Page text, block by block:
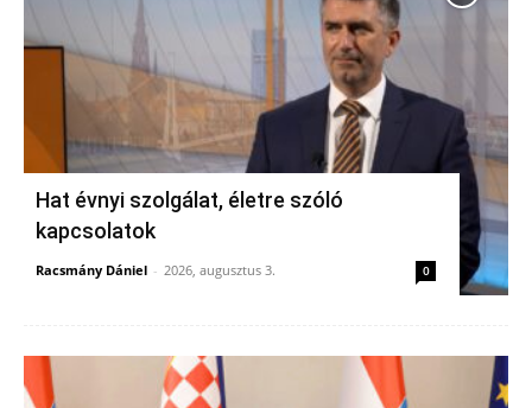
Hat évnyi szolgálat, életre szóló
kapcsolatok
Racsmány Dániel - 2026, augusztus 3. 0